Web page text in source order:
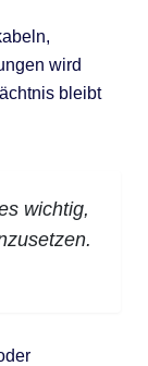
wird
bleibt
wichtig,